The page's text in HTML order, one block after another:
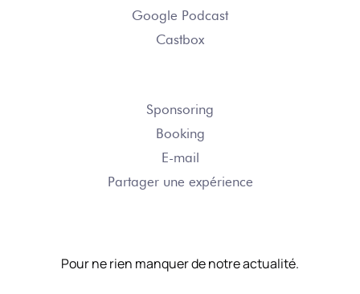
Google Podcast
Castbox
Sponsoring
Booking
E-mail
Partager une expérience
Pour ne rien manquer de notre actualité.